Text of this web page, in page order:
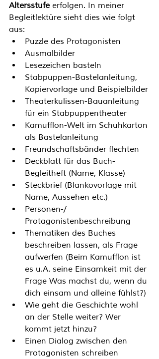
Altersstufe erfolgen. In meiner
Begleitlektüre sieht dies wie folgt
aus:
Puzzle des Protagonisten
Ausmalbilder
Lesezeichen basteln
Stabpuppen-Bastelanleitung,
Kopiervorlage und Beispielbilder
Theaterkulissen-Bauanleitung
für ein Stabpuppentheater
Kamufflon-Welt im Schuhkarton
als Bastelanleitung
Freundschaftsbänder flechten
Deckblatt für das Buch-
Begleitheft (Name, Klasse)
Steckbrief (Blankovorlage mit
Name, Aussehen etc.)
Personen-/
Protagonistenbeschreibung
Thematiken des Buches
beschreiben lassen, als Frage
aufwerfen (Beim Kamufflon ist
es u.A. seine Einsamkeit mit der
Frage Was machst du, wenn du
dich einsam und alleine fühlst?)
Wie geht die Geschichte wohl
an der Stelle weiter? Wer
kommt jetzt hinzu?
Einen Dialog zwischen den
Protagonisten schreiben